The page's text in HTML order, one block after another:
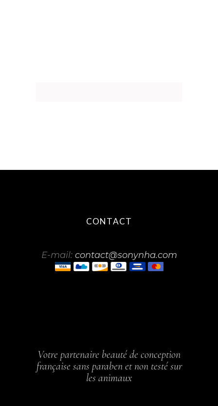
CONTACT
E-mail: contact@sonynha.com
Votre partenaire beauté de conception
française sans paraben et non testé sur
les animaux